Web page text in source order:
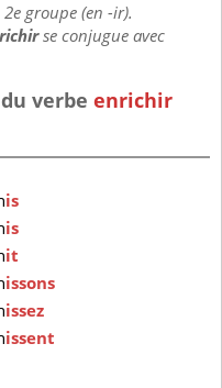
groupe (en -ir).
se conjugue avec
verbe enrichir
is
is
it
issons
issez
issent